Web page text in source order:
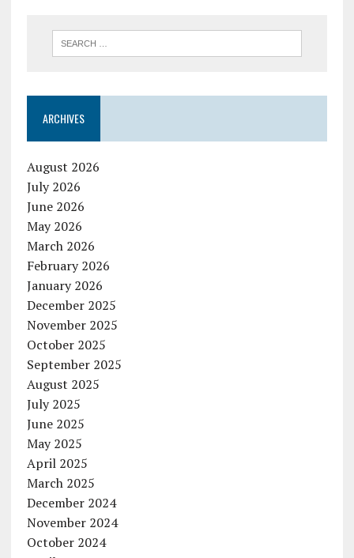
ARCHIVES
August 2026
July 2026
June 2026
May 2026
March 2026
February 2026
January 2026
December 2025
November 2025
October 2025
September 2025
August 2025
July 2025
June 2025
May 2025
April 2025
March 2025
December 2024
November 2024
October 2024